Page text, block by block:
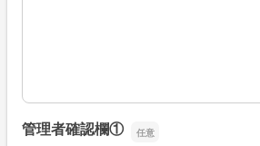
管理者確認欄①